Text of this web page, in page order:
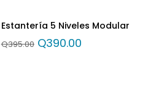
Estantería 5 Niveles Modular
Q395.00 Q390.00